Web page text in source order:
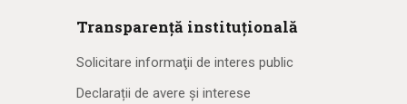
Transparență instituțională
Solicitare informaţii de interes public
Declarații de avere și interese